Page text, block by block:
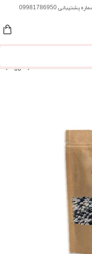
پشتیبانی 09981786950